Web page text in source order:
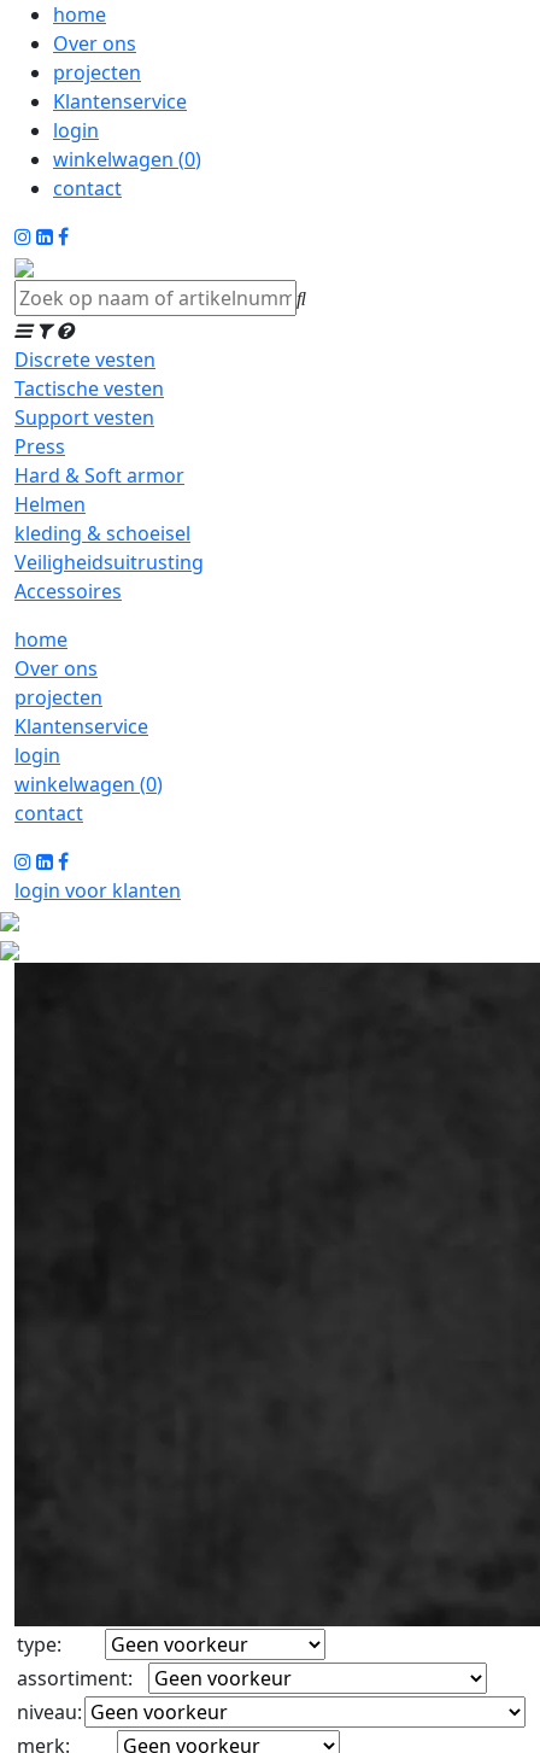
home
Over ons
projecten
Klantenservice
login
winkelwagen (0)
contact
Discrete vesten
Tactische vesten
Support vesten
Press
Hard & Soft armor
Helmen
kleding & schoeisel
Veiligheidsuitrusting
Accessoires
home
Over ons
projecten
Klantenservice
login
winkelwagen (0)
contact
login voor klanten
type:
assortiment:
niveau:
merk: